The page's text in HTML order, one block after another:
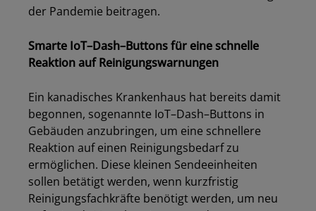
der Pandemie beitragen.
Smarte IoT–Dash–Buttons für eine schnelle
Reaktion auf Reinigungswarnungen
Ein kanadisches Krankenhaus hat bereits damit
begonnen, sogenannte IoT–Dash–Buttons in
Gebäuden anzubringen, um eine schnellere
Reaktion auf einen Reinigungsbedarf zu
ermöglichen. Diese kleinen Sendeeinheiten
sollen betätigt werden, wenn kurzfristig
Reinigungsfachkräfte benötigt werden, um neu